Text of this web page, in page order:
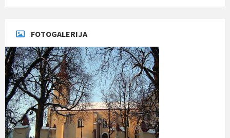
FOTOGALERIJA